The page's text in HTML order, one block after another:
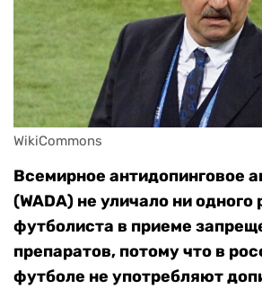
WikiCommons
Всемирное антидопинговое
(WADA) не уличало ни одного
футболиста в приеме
препаратов, потому что в
футболе не употребляют